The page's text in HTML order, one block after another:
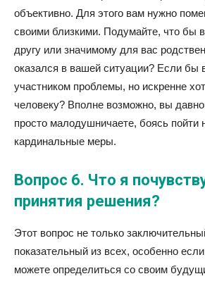
объективно. Для этого вам нужно
своими близкими. Подумайте, что бы
другу или значимому для вас
оказался в вашей ситуации? Если бы
участником проблемы, но искренне
человеку? Вполне возможно, вы давно
просто малодушничаете, боясь пойти
кардинальные меры.
Вопрос 6. Что я
принятия решения?
Этот вопрос не только
показательный из всех, особенно
можете определиться со своим